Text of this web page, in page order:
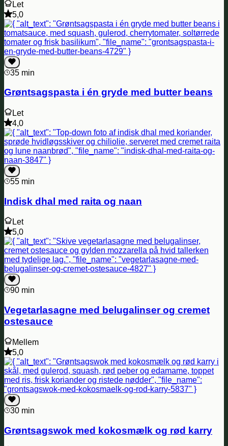
Let
5,0
35 min
Grøntsagspasta i én gryde med butter beans
Let
4,0
55 min
Indisk dhal med raita og naan
Let
5,0
90 min
Vegetarlasagne med belugalinser og cremet
ostesauce
Mellem
5,0
30 min
Grøntsagswok med kokosmælk og rød karry